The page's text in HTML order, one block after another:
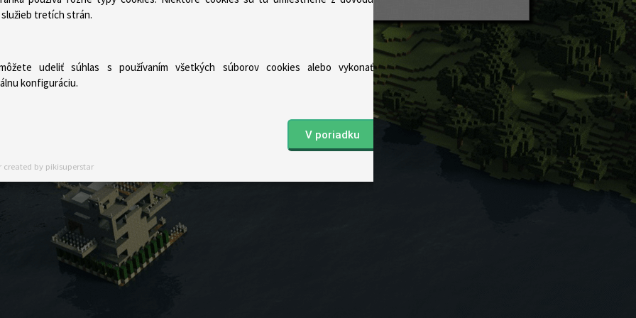
tretích strán.
udeliť súhlas s používaním všetkých súborov cookies alebo vykonať
konfiguráciu.
V poriadku
created by pikisuperstar